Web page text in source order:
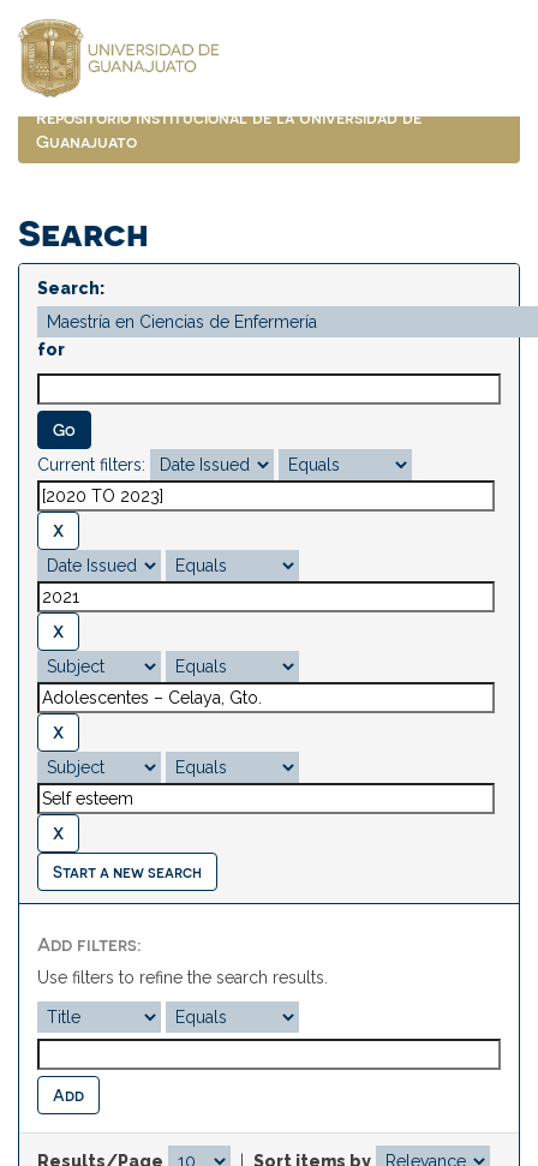
navigation
Repositorio Institucional de la Universidad de
Guanajuato
Search
Search:
for
Current filters:
Start a new search
Add filters:
Use filters to refine the search results.
Results/Page
Sort items by